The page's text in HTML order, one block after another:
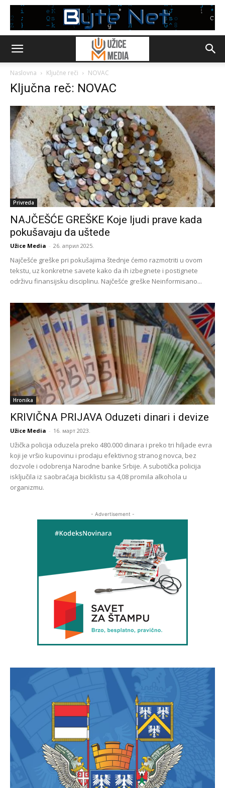
Naslovna Ključne reči NOVAC
Ključna reč: NOVAC
Privreda
NAJČEŠĆE GREŠKE Koje ljudi prave kada
pokušavaju da uštede
Užice Media - 26. април 2025.
Najčešće greške pri pokušajima štednje ćemo razmotriti u ovom
tekstu, uz konkretne savete kako da ih izbegnete i postignete
održivu finansijsku disciplinu. Najčešće greške Neinformisano...
Hronika
KRIVIČNA PRIJAVA Oduzeti dinari i devize
Užice Media - 16. март 2023.
Užička policija oduzela preko 480.000 dinara i preko tri hiljade evra
koji je vršio kupovinu i prodaju efektivnog stranog novca, bez
dozvole i odobrenja Narodne banke Srbije. A subotička policija
isključila iz saobraćaja biciklistu sa 4,08 promila alkohola u
organizmu.
- Advertisement -